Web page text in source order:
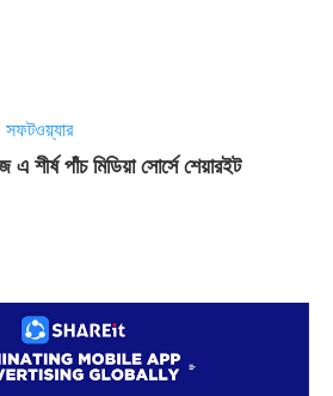
সফটওয়্যার
শীর্ষ পাঁচ মিডিয়া সোর্সে শেয়ারইট